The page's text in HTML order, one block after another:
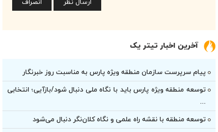
آخرین اخبار تیتر یک
پیام سرپرست سازمان منطقه ویژه پارس به مناسبت روز خبرنگار
توسعه منطقه ویژه پارس باید با نگاه ملی دنبال شود/بازآیی؛ انتخابی
...
توسعه منطقه با نقشه راه علمی و نگاه کلان‌نگر دنبال می‌شود